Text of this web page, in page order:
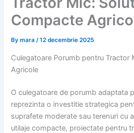
Compacte
Bymara/12 decembrie 2025
Culegatoare Porumb pentru Tractor
Agricole
O culegatoare de porumb adaptata
reprezinta o investitie strategica
suprafete moderate sau terenuri cu
utilaje compacte, proiectate pentru